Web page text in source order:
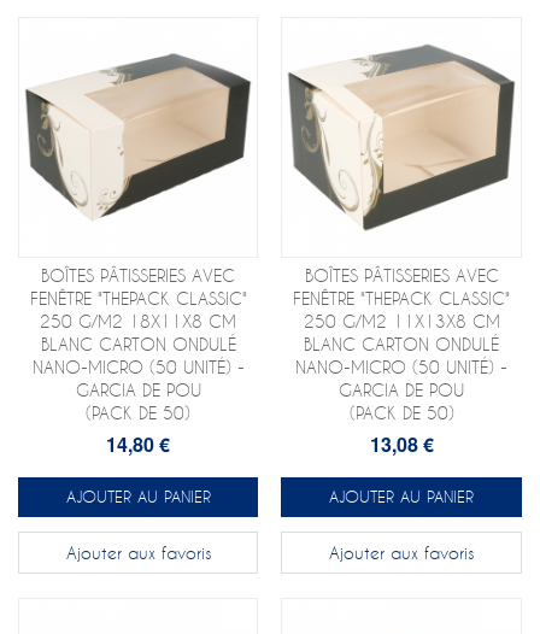
BOÎTES PÂTISSERIES AVEC
FENÊTRE "THEPACK CLASSIC"
250 G/M2 18X11X8 CM
BLANC CARTON ONDULÉ
NANO-MICRO (50 UNITÉ) -
GARCIA DE POU
(PACK DE 50)
14,80 €
AJOUTER AU PANIER
Ajouter aux favoris
BOÎTES PÂTISSERIES AVEC
FENÊTRE "THEPACK CLASSIC"
250 G/M2 11X13X8 CM
BLANC CARTON ONDULÉ
NANO-MICRO (50 UNITÉ) -
GARCIA DE POU
(PACK DE 50)
13,08 €
AJOUTER AU PANIER
Ajouter aux favoris